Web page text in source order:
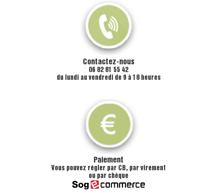
Contactez-nous
06 82 81 55 42
du lundi au vendredi de 9 à 18 heures
Paiement
Vous pouvez régler par CB, par virement
ou par chèque